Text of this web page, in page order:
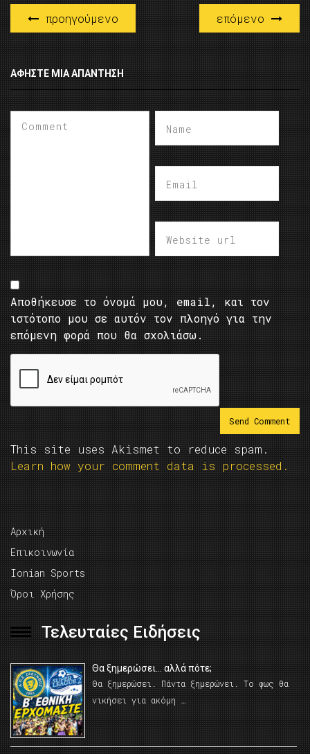
προηγούμενο επόμενο
ΑΦΉΣΤΕ ΜΙΑ ΑΠΆΝΤΗΣΗ
Αποθήκευσε το όνομά μου, email, και τον
ιστότοπο μου σε αυτόν τον πλοηγό για την
επόμενη φορά που θα σχολιάσω.
This site uses Akismet to reduce spam.
Learn how your comment data is processed.
Αρχική
Επικοινωνία
Ionian Sports
Όροι Χρήσης
Τελευταίες Ειδήσεις
Θα ξημερώσει… αλλά πότε;
Θα ξημερώσει. Πάντα ξημερώνει. Το φως θα
νικήσει για ακόμη …